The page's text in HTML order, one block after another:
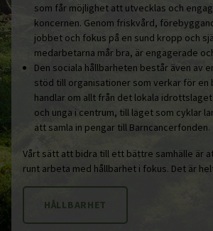
som får möjlighet att utvecklas och
koncernen. Genom friskvård,
jobbet och fokus på en sund kropp och
medarbetarna mår bra, är engagerade
Den sociala hållbarheten består även av
stöd till organisationer som verkar för en
handlar om allt från det lokala
och unga i centrum, till laget som cyklar
att samla in pengar till Barncancerfonden.
Vårt sätt att bidra till ett bättre samhälle är
runt arbeta med hållbarhet i fokus. Det är
HÅLLBARHET